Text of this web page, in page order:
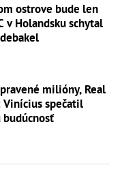
ostrove bude len
v Holandsku schytal
milióny, Real
Vinícius spečatil